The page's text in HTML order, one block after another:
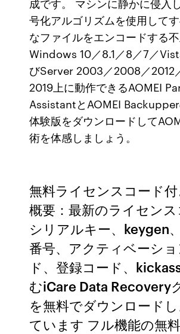
号化アルゴリズムを使用して
なファイルをエンコードする
Windows 10／8.1／8／7／
びServer 2003／2008／2012
2019上に動作できるAOMEI
AssistantとAOMEI Backupper
体験版をダウンロードして
術を体感しましょう。
無料ライセンスコード
概要：最新のライセンス
シリアルキー、keygen
番号、アクティベーシ
ド、登録コード、
むiCare Data Recovery
を無料でダウンロード
ています フル機能の無